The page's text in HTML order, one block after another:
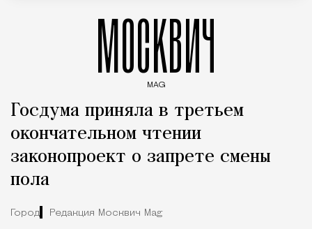
МОСКВИЧ
MAG
Госдума приняла в третьем
окончательном чтении
законопроект о запрете смены
пола
Город Редакция Москвич Mag